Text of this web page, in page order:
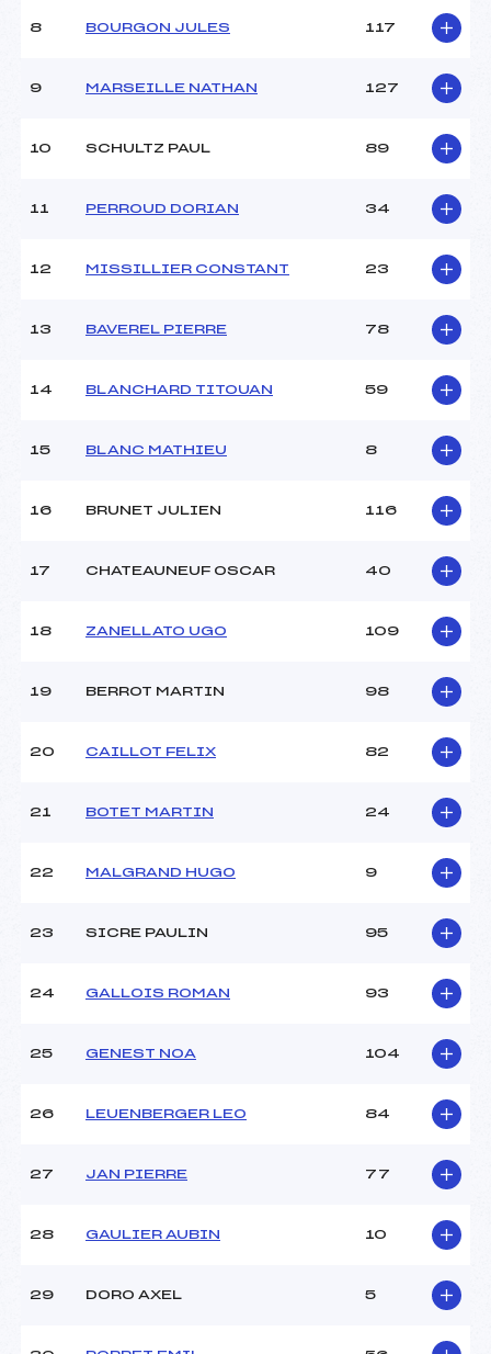
8 BOURGON JULES 117
9 MARSEILLE NATHAN 127
10 SCHULTZ PAUL 89
11 PERROUD DORIAN 34
12 MISSILLIER CONSTANT 23
13 BAVEREL PIERRE 78
14 BLANCHARD TITOUAN 59
15 BLANC MATHIEU 8
16 BRUNET JULIEN 116
17 CHATEAUNEUF OSCAR 40
18 ZANELLATO UGO 109
19 BERROT MARTIN 98
20 CAILLOT FELIX 82
21 BOTET MARTIN 24
22 MALGRAND HUGO 9
23 SICRE PAULIN 95
24 GALLOIS ROMAN 93
25 GENEST NOA 104
26 LEUENBERGER LEO 84
27 JAN PIERRE 77
28 GAULIER AUBIN 10
29 DORO AXEL 5